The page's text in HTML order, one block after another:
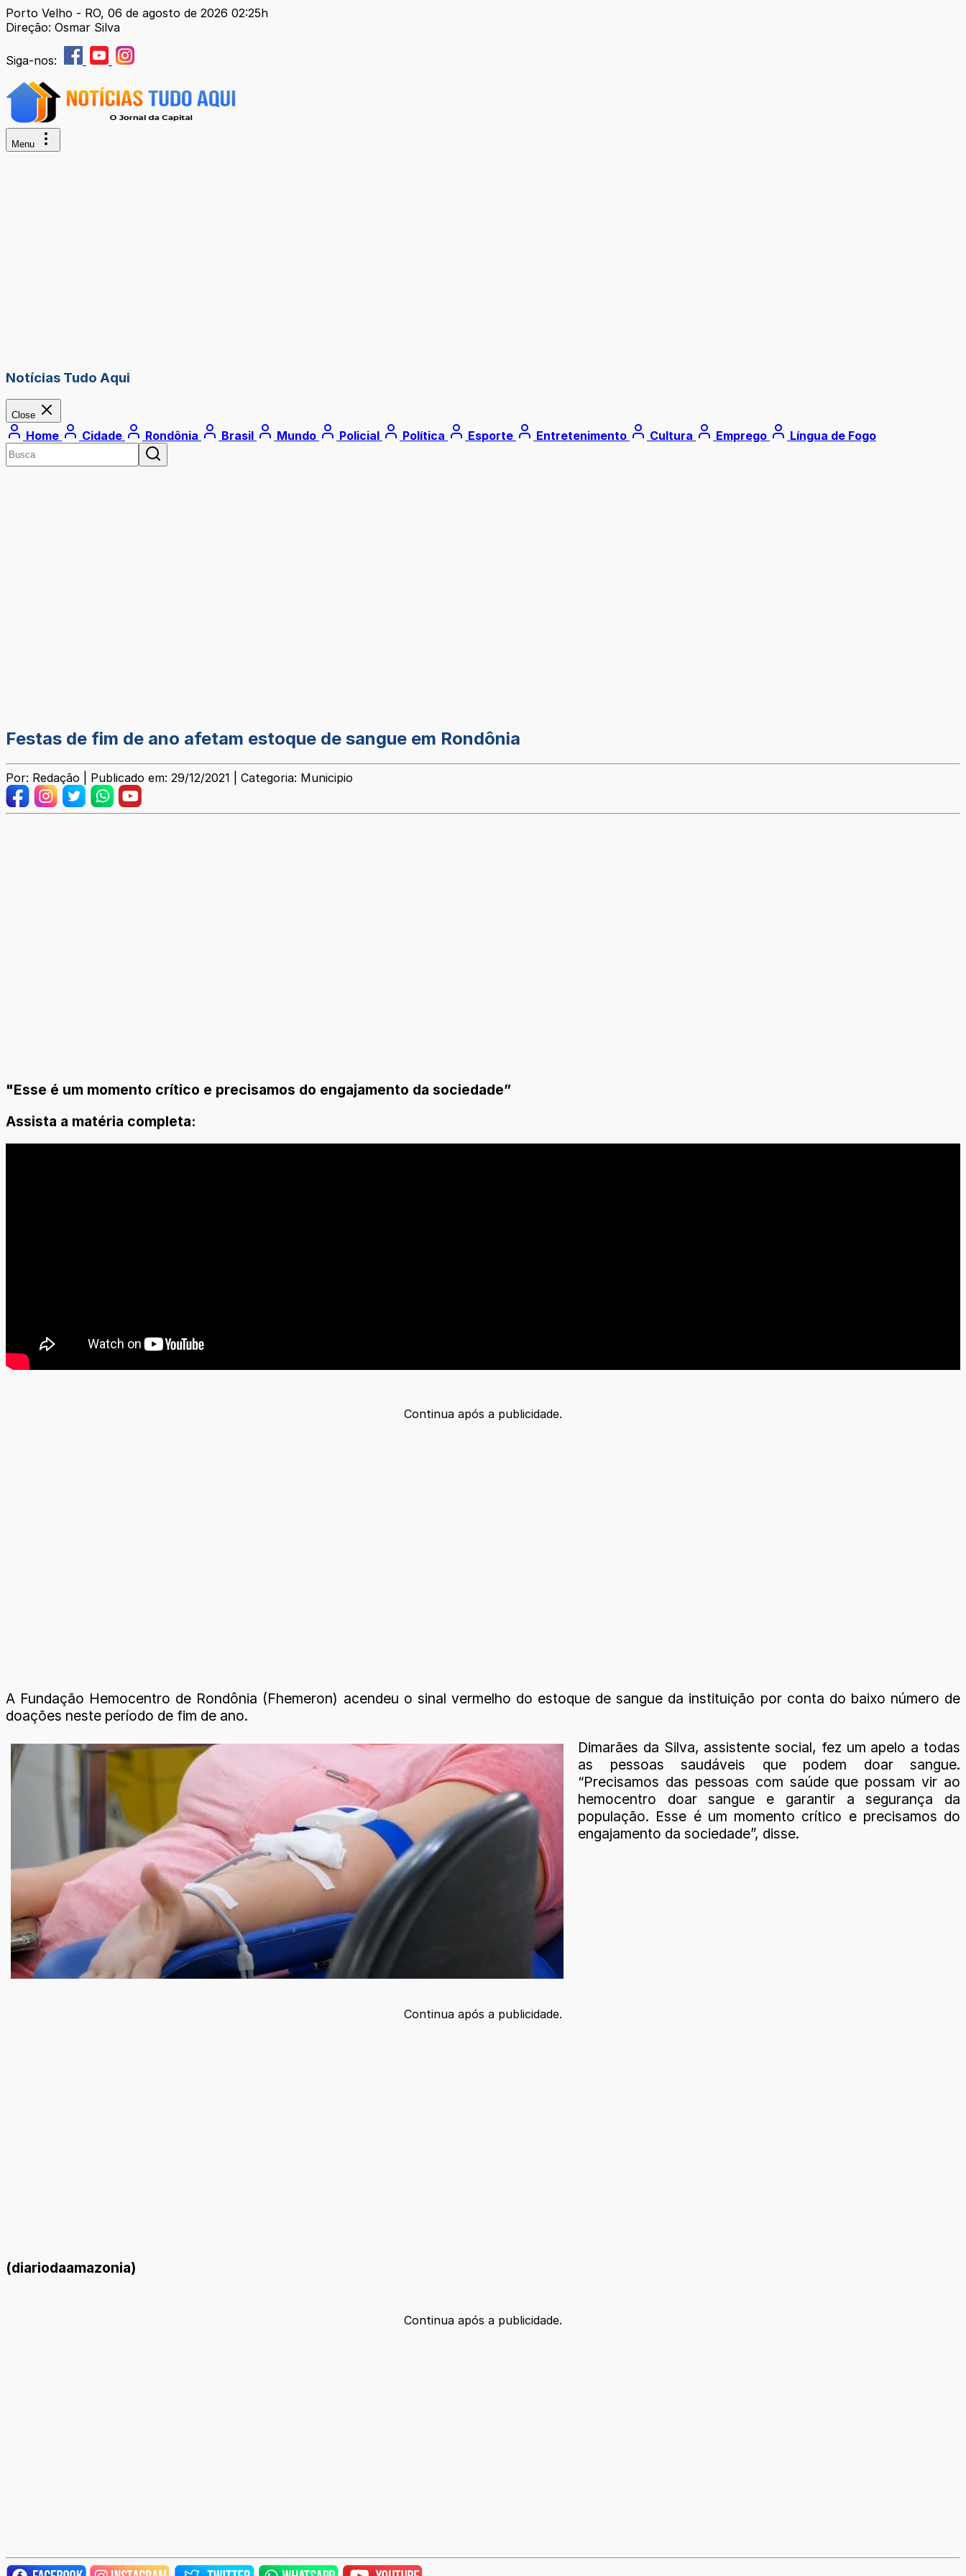
Porto Velho - RO, 06 de agosto de 2026 02:25h
Direção: Osmar Silva
Siga-nos:
Menu
Notícias Tudo Aqui
Close
Home Cidade Rondônia Brasil Mundo Policial Política Esporte Entretenimento Cultura Emprego Língua de Fogo
Festas de fim de ano afetam estoque de sangue em Rondônia
Por: Redação | Publicado em: 29/12/2021 | Categoria: Municipio
"Esse é um momento crítico e precisamos do engajamento da sociedade”
Assista a matéria completa:
Continua após a publicidade.
A Fundação Hemocentro de Rondônia (Fhemeron) acendeu o sinal vermelho do estoque de sangue da instituição por conta do baixo número de
doações neste período de fim de ano.
Dimarães da Silva, assistente social, fez um apelo a todas
as pessoas saudáveis que podem doar sangue.
“Precisamos das pessoas com saúde que possam vir ao
hemocentro doar sangue e garantir a segurança da
população. Esse é um momento crítico e precisamos do
engajamento da sociedade”, disse.
Continua após a publicidade.
(diariodaamazonia)
Continua após a publicidade.